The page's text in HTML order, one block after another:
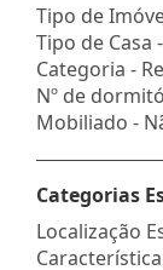
Tipo de
Tipo de Casa
Categoria -
Nº de
Mobiliado -
Categorias
Localização